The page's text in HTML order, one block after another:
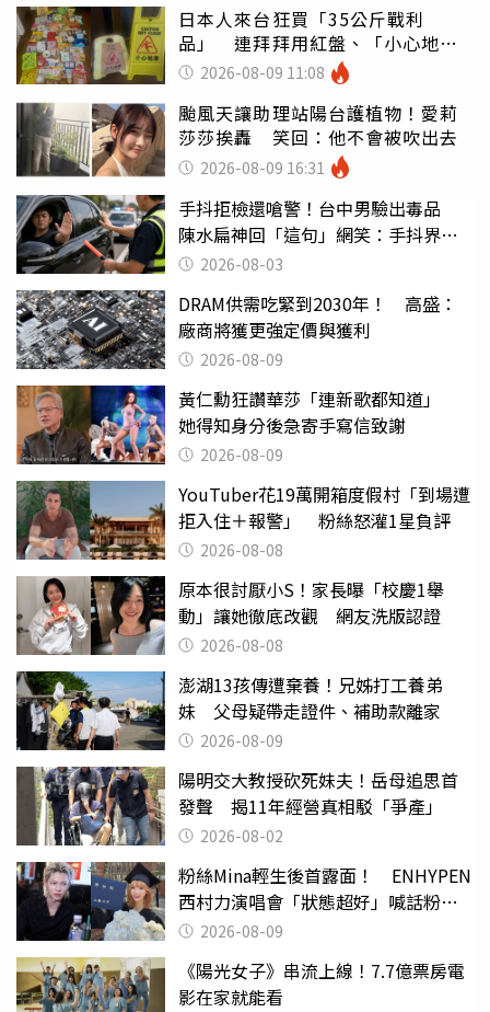
日本人來台狂買「35公斤戰利
品」 連拜拜用紅盤、「小心地
滑」告示牌也帶回家
2026-08-09 11:08
颱風天讓助理站陽台護植物！愛莉
莎莎挨轟 笑回：他不會被吹出去
2026-08-09 16:31
手抖拒檢還嗆警！台中男驗出毒品
陳水扁神回「這句」網笑：手抖界權
威 2026-08-03
DRAM供需吃緊到2030年！ 高盛：
廠商將獲更強定價與獲利
2026-08-09
黃仁勳狂讚華莎「連新歌都知道」
她得知身分後急寄手寫信致謝
2026-08-09
YouTuber花19萬開箱度假村「到場遭
拒入住＋報警」 粉絲怒灌1星負評
2026-08-08
原本很討厭小S！家長曝「校慶1舉
動」讓她徹底改觀 網友洗版認證
2026-08-08
澎湖13孩傳遭棄養！兄姊打工養弟
妹 父母疑帶走證件、補助款離家
2026-08-09
陽明交大教授砍死妹夫！岳母追思首
發聲 揭11年經營真相駁「爭產」
2026-08-02
粉絲Mina輕生後首露面！ ENHYPEN
西村力演唱會「狀態超好」喊話粉
絲：我們心意相通
2026-08-09
《陽光女子》串流上線！7.7億票房電
影在家就能看